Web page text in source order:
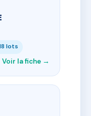
lots
Voir la fiche →